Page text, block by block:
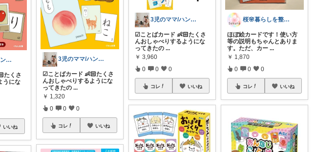
3児のママ/ハンドメイド作家
たくさ
うにな
いいね
3児のママ/ハンドメイド作家
☑︎ことばカード 👶🏻たくさ
んおしゃべりするようにな
ってきたの ...
￥ 1,320
0 0 0
コレ いいね
3児のママ/ハンドメイド作家
☑︎ことばカード 👶🏻たくさ
んおしゃべりするようにな
ってきたの ...
￥ 3,960
0 0 0
コレ いいね
桜🌸暮らしを整える元教員
ほぼ絵カードです！使い方
等の説明もちゃんとありま
す。ただ、カー ...
￥ 1,870
0 0 0
コレ いいね